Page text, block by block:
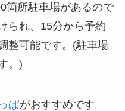
箇所駐車場があるので
られ、15分から予約
整可能です。(駐車場
。)
ぱがおすすめです。